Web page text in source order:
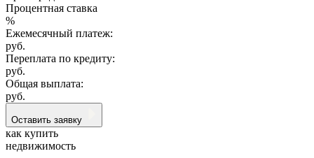
Процентная ставка
%
Ежемесячный платеж:
руб.
Переплата по кредиту:
руб.
Общая выплата:
руб.
Оставить заявку
как купить
недвижимость